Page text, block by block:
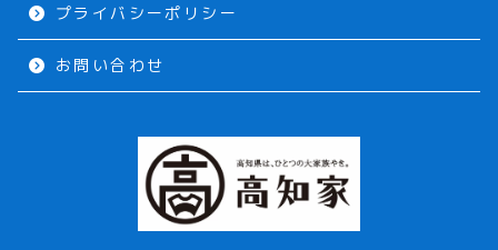
プライバシーポリシー
お問い合わせ